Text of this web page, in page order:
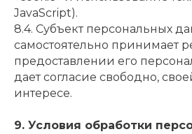
JavaScript).
8.4. Субъект персональных
самостоятельно принимает
предоставлении его
дает согласие свободно,
интересе.
9. Условия обработки